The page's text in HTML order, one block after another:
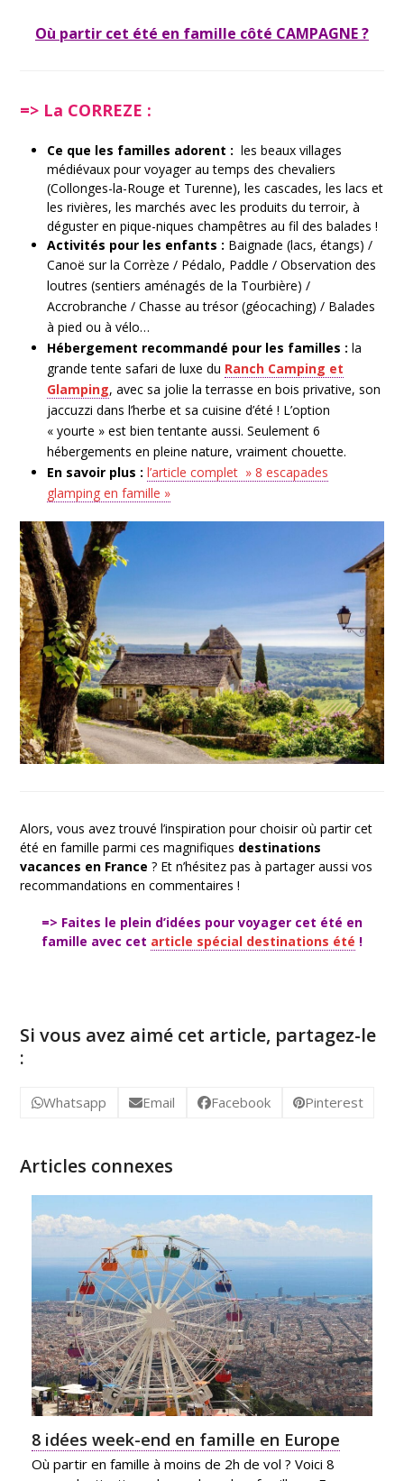
Où partir cet été en famille côté CAMPAGNE ?
=> La CORREZE :
Ce que les familles adorent : les beaux villages
médiévaux pour voyager au temps des chevaliers
(Collonges-la-Rouge et Turenne), les cascades, les lacs et
les rivières, les marchés avec les produits du terroir, à
déguster en pique-niques champêtres au fil des balades !
Activités pour les enfants : Baignade (lacs, étangs) /
Canoë sur la Corrèze / Pédalo, Paddle / Observationdes
loutres (sentiers aménagés de la Tourbière) /
Accrobranche / Chasse au trésor (géocaching) / Balades
à pied ou à vélo…
Hébergement recommandé pour les familles : la
grandetente safari de luxe du Ranch Camping et
Glamping, avec sa jolie la terrasse en bois privative, son
jaccuzzi dans l’herbe et sa cuisine d’été ! L’option
« yourte » est bien tentante aussi. Seulement 6
hébergements en pleine nature, vraiment chouette.
En savoir plus : l’article complet » 8 escapades
glamping en famille »
Alors, vous avez trouvé l’inspiration pour choisir où partir cet
été en famille parmi ces magnifiques destinations
vacances en France ? Et n’hésitez pas à partager aussi vos
recommandations en commentaires !
=> Faites le plein d’idées pour voyager cet été en
famille avec cet article spécial destinations été !
Si vous avez aimé cet article, partagez-le
:
Whatsapp Email Facebook Pinterest
Articles connexes
8 idées week-end en famille en Europe
Où partir en famille à moins de 2h de vol ? Voici 8